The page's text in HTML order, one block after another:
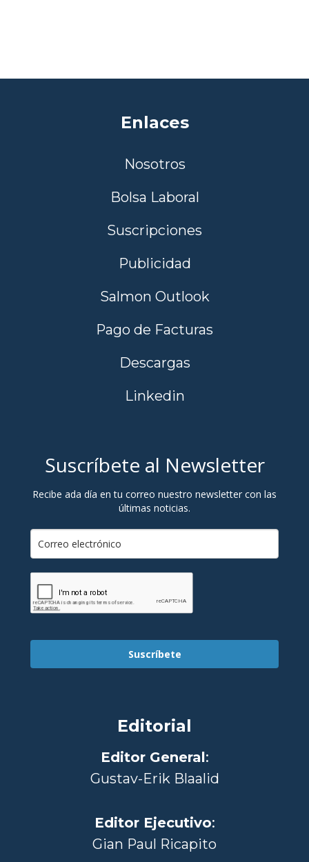
Enlaces
Nosotros
Bolsa Laboral
Suscripciones
Publicidad
Salmon Outlook
Pago de Facturas
Descargas
Linkedin
Suscríbete al Newsletter
Recibe ada día en tu correo nuestro newsletter con las
últimas noticias.
Suscríbete
Editorial
Editor General:
Gustav-Erik Blaalid
Editor Ejecutivo:
Gian Paul Ricapito